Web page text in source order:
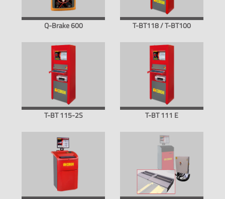
Q-Brake 600 T-BT118 / T-BT100
T-BT 115-2S T-BT 111 E